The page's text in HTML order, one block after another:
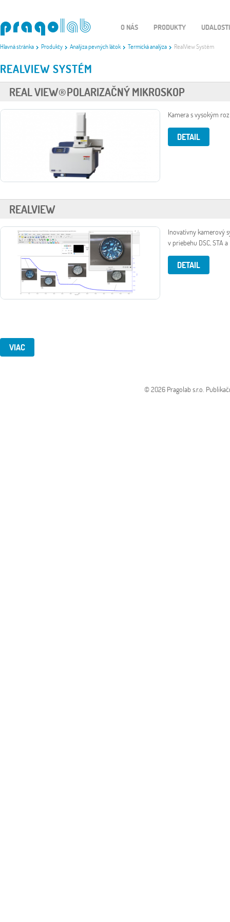
Hlavná stránka Produkty Analýza pevných látok Termická analýza RealView Systém
O NÁS PRODUKTY UDALOSTI
REALVIEW SYSTÉM
REAL VIEW® POLARIZAČNÝ MIKROSKOP
Kamera s vysokým
DETAIL
REALVIEW
Inovatívny kamerový
v priebehu DSC, STA
DETAIL
VIAC
© 2026 Pragolab s.r.o.